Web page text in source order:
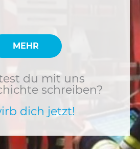
MEHR
du mit uns
schreiben?
dich jetzt!